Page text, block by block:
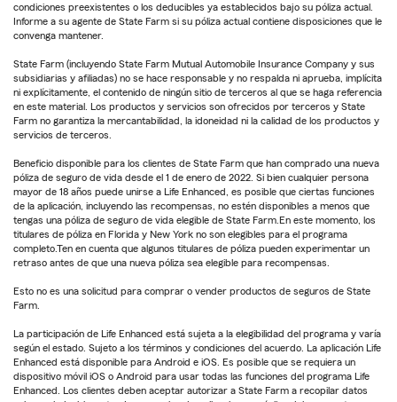
condiciones preexistentes o los deducibles ya establecidos bajo su póliza actual.
Informe a su agente de State Farm si su póliza actual contiene disposiciones que le
convenga mantener.
State Farm (incluyendo State Farm Mutual Automobile Insurance Company y sus
subsidiarias y afiliadas) no se hace responsable y no respalda ni aprueba, implícita
ni explícitamente, el contenido de ningún sitio de terceros al que se haga referencia
en este material. Los productos y servicios son ofrecidos por terceros y State
Farm no garantiza la mercantabilidad, la idoneidad ni la calidad de los productos y
servicios de terceros.
Beneficio disponible para los clientes de State Farm que han comprado una nueva
póliza de seguro de vida desde el 1 de enero de 2022. Si bien cualquier persona
mayor de 18 años puede unirse a Life Enhanced, es posible que ciertas funciones
de la aplicación, incluyendo las recompensas, no estén disponibles a menos que
tengas una póliza de seguro de vida elegible de State Farm.En este momento, los
titulares de póliza en Florida y New York no son elegibles para el programa
completo.Ten en cuenta que algunos titulares de póliza pueden experimentar un
retraso antes de que una nueva póliza sea elegible para recompensas.
Esto no es una solicitud para comprar o vender productos de seguros de State
Farm.
La participación de Life Enhanced está sujeta a la elegibilidad del programa y varía
según el estado. Sujeto a los términos y condiciones del acuerdo. La aplicación Life
Enhanced está disponible para Android e iOS. Es posible que se requiera un
dispositivo móvil iOS o Android para usar todas las funciones del programa Life
Enhanced. Los clientes deben aceptar autorizar a State Farm a recopilar datos